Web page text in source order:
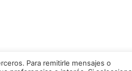
Para remitirle mensajes o